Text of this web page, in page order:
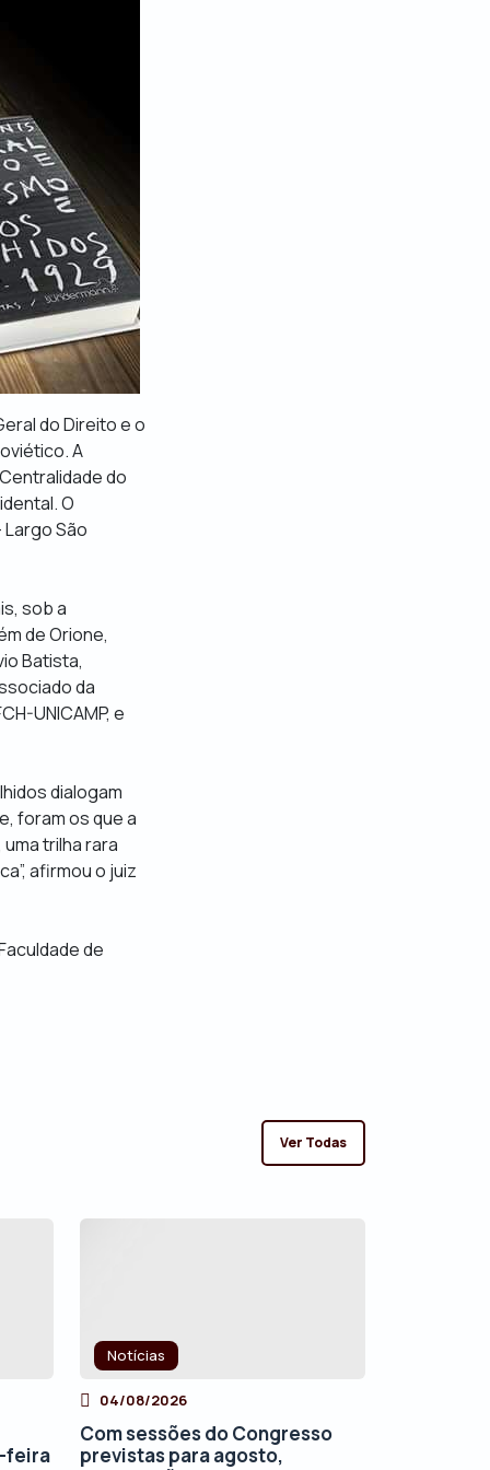
do Direito e o
A
do
O
Largo São
sob a
de Orione,
Batista,
da
UNICAMP, e
dialogam
foram os que a
trilha rara
afirmou o juiz
de
Ver Todas
feira
Notícias
04/08/2026
Com sessões do Congresso
previstas para agosto,